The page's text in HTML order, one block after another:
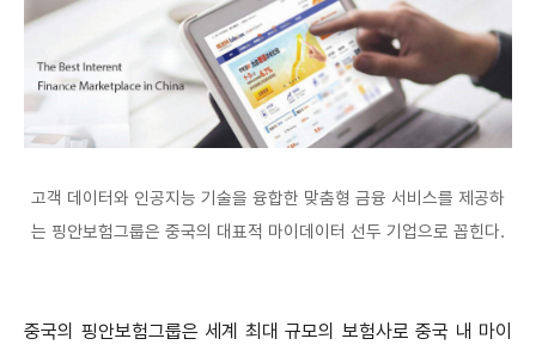
고객 데이터와 인공지능 기술을 융합한 맞춤형 금융 서비스를 제공하
는 핑안보험그룹은 중국의 대표적 마이데이터 선두 기업으로 꼽힌다.
중국의 핑안보험그룹은 세계 최대 규모의 보험사로 중국 내 마이